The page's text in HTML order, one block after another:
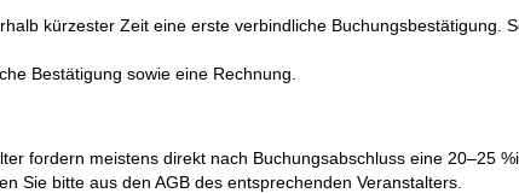
kürzester Zeit eine erste verbindliche Buchungsbestätigung.
Bestätigung sowie eine Rechnung.
fordern meistens direkt nach Buchungsabschluss eine 20–25
Sie bitte aus den AGB des entsprechenden Veranstalters.